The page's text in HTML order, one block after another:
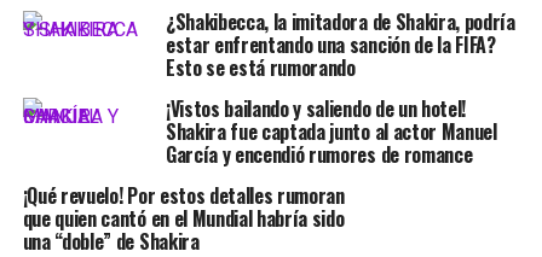
¿Shakibecca, la imitadora de Shakira, podría
estar enfrentando una sanción de la FIFA?
Esto se está rumorando
¡Vistos bailando y saliendo de un hotel!
Shakira fue captada junto al actor Manuel
García y encendió rumores de romance
¡Qué revuelo! Por estos detalles rumoran
que quien cantó en el Mundial habría sido
una “doble” de Shakira